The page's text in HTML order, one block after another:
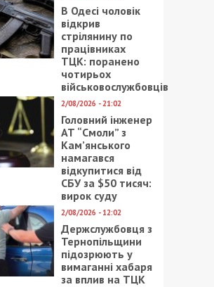
В Одесі чоловік
відкрив
стрілянину по
працівниках
ТЦК: поранено
чотирьох
військовослужбовців
2/08/2026 - 21:02
Головний інженер
АТ “Смоли” з
Кам’янського
намагався
відкупитися від
СБУ за $50 тисяч:
вирок суду
2/08/2026 - 12:02
Держслужбовця з
Тернопільщини
підозрюють у
вимаганні хабаря
за вплив на ТЦК